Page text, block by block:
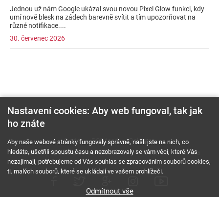
Jednou už nám Google ukázal svou novou Pixel Glow funkci, kdy
umí nově blesk na zádech barevně svítit a tím upozorňovat na
různé notifikace....
30. červenec 2026
O nás RSS feed
Reklama
Podmínky použití a ochrana soukromí
Cookies Kariéra
Nastavení cookies: Aby web fungoval, tak jak
ho znáte
Aby naše webové stránky fungovaly správně, našli jste na nich, co
hledáte, ušetřili spoustu času a nezobrazovaly se vám věci, které Vás
nezajímají, potřebujeme od Vás souhlas se zpracováním souborů cookies,
tj. malých souborů, které se ukládají ve vašem prohlížeči.
Odmítnout vše